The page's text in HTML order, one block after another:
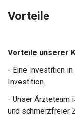
Vorteile
Vorteile unserer
- Eine Investition
Investition.
- Unser Ärzteteam
und schmerzfreier